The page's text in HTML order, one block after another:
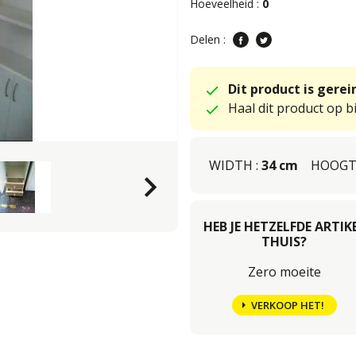
keyboard_arrow_right
Hoeveelheid : 0
Delen :
Dit product is
Haal dit product op
WIDTH : 34 cm
HEB JE HETZELFDE
THUIS?
Zero moeite
VERKOOP HET!